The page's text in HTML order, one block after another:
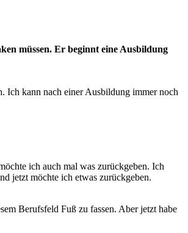
müssen. Er beginnt eine Ausbildung
Ich kann nach einer Ausbildung immer noch
ich auch mal was zurückgeben. Ich
jetzt möchte ich etwas zurückgeben.
Berufsfeld Fuß zu fassen. Aber jetzt habe